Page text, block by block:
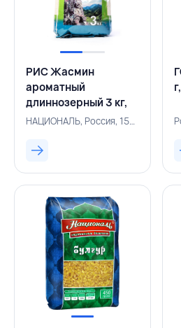
РИС Жасмин
ароматный
длиннозерный 3 кг,
РОССИЯ
НАЦИОНАЛЬ, Россия, 156200596